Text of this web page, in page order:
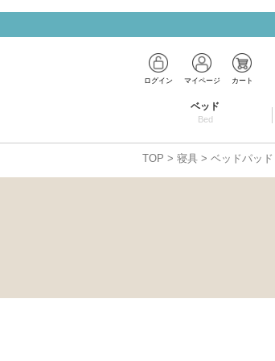
ログイン マイページ カート
ベッド
Bed
TOP 寝具 ベッドパッド